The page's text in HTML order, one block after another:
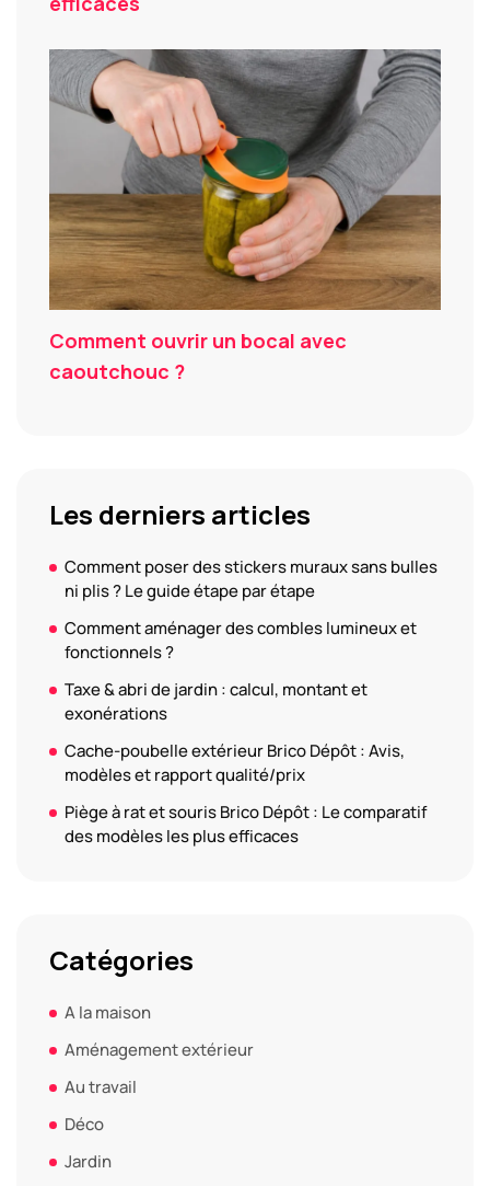
Comment ouvrir un bocal avec
caoutchouc ?
Les derniers articles
Comment poser des stickers muraux sans bulles
ni plis ? Le guide étape par étape
Comment aménager des combles lumineux et
fonctionnels ?
Taxe & abri de jardin : calcul, montant et
exonérations
Cache-poubelle extérieur Brico Dépôt : Avis,
modèles et rapport qualité/prix
Piège à rat et souris Brico Dépôt : Le comparatif
des modèles les plus efficaces
Catégories
A la maison
Aménagement extérieur
Au travail
Déco
Jardin